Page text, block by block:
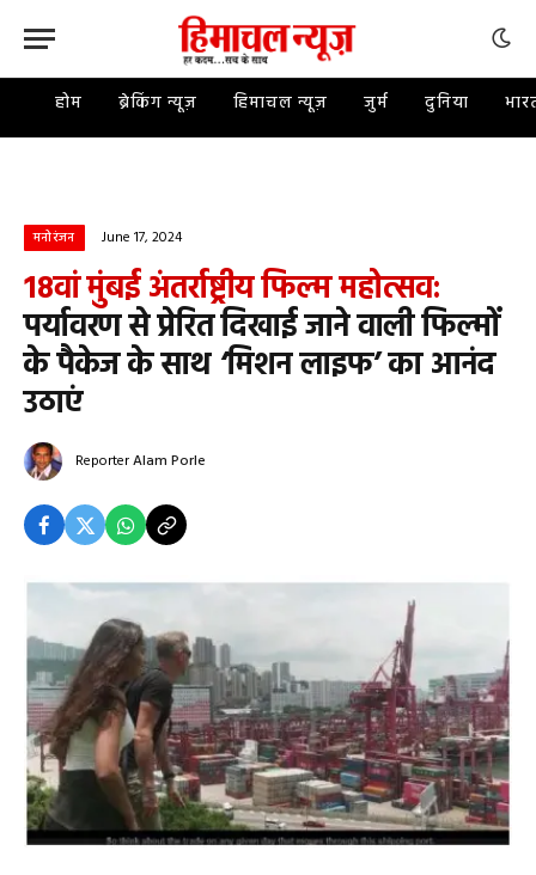
होम ब्रेकिंग न्यूज़ हिमाचल न्यूज़ जुर्म दुनिया
मनोरंजन June 17, 2024
18वां मुंबई अंतर्राष्ट्रीय फिल्म महोत्सव:
पर्यावरण से प्रेरित दिखाई जाने वाली फिल्मों
के पैकेज के साथ ‘मिशन लाइफ’ का आनंद
उठाएं
ReporterAlam Porle